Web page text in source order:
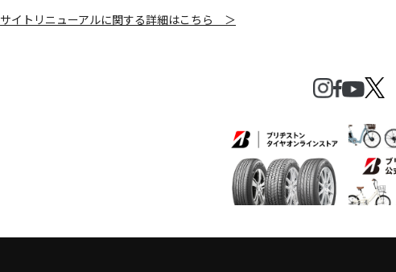
サイトリニューアルに関する詳細はこちら ＞